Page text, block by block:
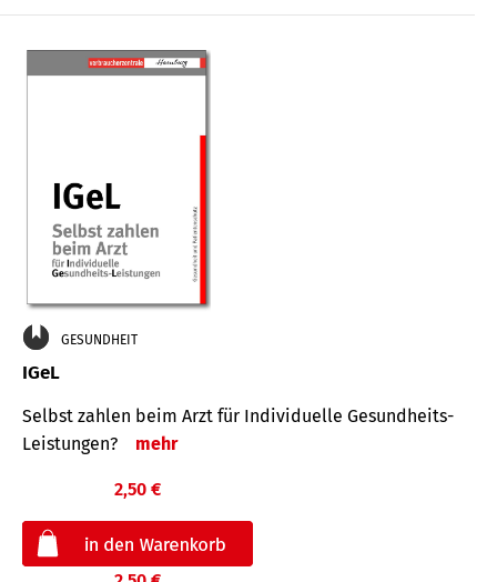
GESUNDHEIT
IGeL
Selbst zahlen beim Arzt für Indi­vidu­elle Gesund­heits-
Leis­tungen?
mehr
2,50 €